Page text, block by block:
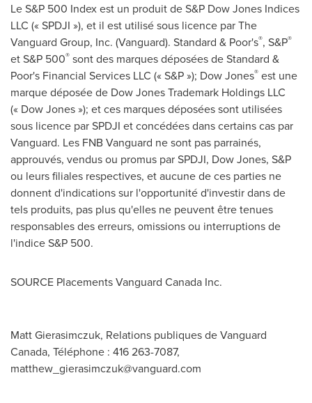
Le S&P 500 Index est un produit de S&P Dow Jones Indices
LLC (« SPDJI »), et il est utilisé sous licence par The
Vanguard Group, Inc. (Vanguard). Standard & Poor's®, S&P®
et S&P 500® sont des marques déposées de Standard &
Poor's Financial Services LLC (« S&P »); Dow Jones® est une
marque déposée de Dow Jones Trademark Holdings LLC
(« Dow Jones »); et ces marques déposées sont utilisées
sous licence par SPDJI et concédées dans certains cas par
Vanguard. Les FNB Vanguard ne sont pas parrainés,
approuvés, vendus ou promus par SPDJI, Dow Jones, S&P
ou leurs filiales respectives, et aucune de ces parties ne
donnent d'indications sur l'opportunité d'investir dans de
tels produits, pas plus qu'elles ne peuvent être tenues
responsables des erreurs, omissions ou interruptions de
l'indice S&P 500.
SOURCE Placements Vanguard Canada Inc.
Matt Gierasimczuk, Relations publiques de Vanguard
Canada, Téléphone : 416 263-7087,
matthew_gierasimczuk@vanguard.com